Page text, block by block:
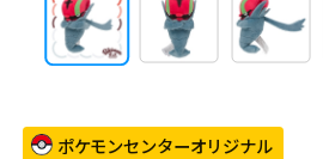
ポケモンセンターオリジナル